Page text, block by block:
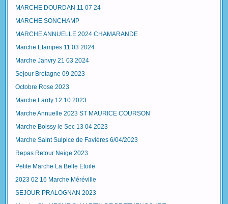
MARCHE DOURDAN 11 07 24
MARCHE SONCHAMP
MARCHE ANNUELLE 2024 CHAMARANDE
Marche Etampes 11 03 2024
Marche Janvry 21 03 2024
Sejour Bretagne 09 2023
Octobre Rose 2023
Marche Lardy 12 10 2023
Marche Annuelle 2023 ST MAURICE COURSON
Marche Boissy le Sec 13 04 2023
Marche Saint Sulpice de Favières 6/04/2023
Repas Retour Neige 2023
Petite Marche La Belle Etoile
2023 02 16 Marche Méréville
SEJOUR PRALOGNAN 2023